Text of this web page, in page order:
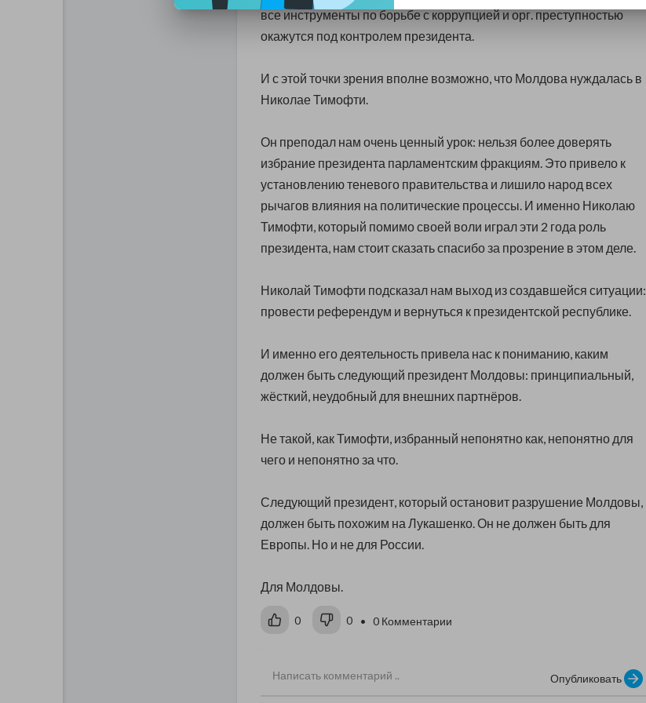
все инструменты по борьбе с коррупцией и орг. преступностью
окажутся под контролем президента.
И с этой точки зрения вполне возможно, что Молдова нуждалась в
Николае Тимофти.
Он преподал нам очень ценный урок: нельзя более доверять
избрание президента парламентским фракциям. Это привело к
установлению теневого правительства и лишило народ всех
рычагов влияния на политические процессы. И именно Николаю
Тимофти, который помимо своей воли играл эти 2 года роль
президента, нам стоит сказать спасибо за прозрение в этом деле.
Николай Тимофти подсказал нам выход из создавшейся ситуации:
провести референдум и вернуться к президентской республике.
И именно его деятельность привела нас к пониманию, каким
должен быть следующий президент Молдовы: принципиальный,
жёсткий, неудобный для внешних партнёров.
Не такой, как Тимофти, избранный непонятно как, непонятно для
чего и непонятно за что.
Следующий президент, который остановит разрушение Молдовы,
должен быть похожим на Лукашенко. Он не должен быть для
Европы. Но и не для России.
Для Молдовы.
0 0 • 0 Комментарии
Опубликовать